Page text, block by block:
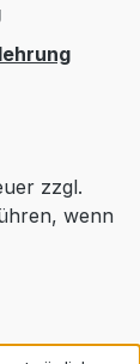
zzgl.
wenn